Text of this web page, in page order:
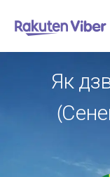
Як